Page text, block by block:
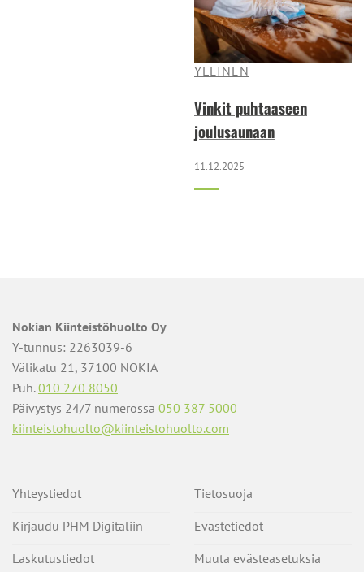
YLEINEN
Vinkit puhtaaseen
joulusaunaan
11.12.2025
Nokian Kiinteistöhuolto Oy
Y-tunnus: 2263039-6
Välikatu 21, 37100 NOKIA
Puh.010 270 8050
Päivystys 24/7 numerossa 050 387 5000
kiinteistohuolto@kiinteistohuolto.com
Yhteystiedot
Kirjaudu PHM Digitaliin
Laskutustiedot
Tietosuoja
Evästetiedot
Muuta evästeasetuksia